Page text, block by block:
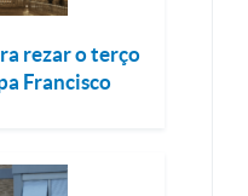
rezar o terço
Francisco